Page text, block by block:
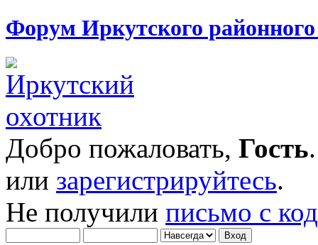
Форум Иркутского
Добро пожаловать, Гость
или зарегистрируйтесь.
Не получили письмо с